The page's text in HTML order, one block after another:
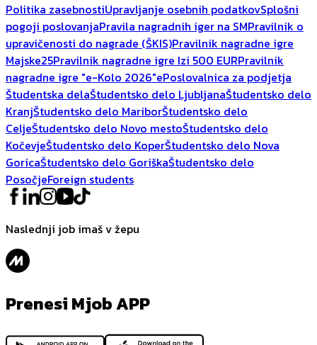
Politika zasebnostiUpravljanje osebnih podatkovSplošni
pogoji poslovanjaPravila nagradnih iger na SMPravilnik o
upravičenosti do nagrade (ŠKIS)Pravilnik nagradne igre
Majske25Pravilnik nagradne igre Izi 500 EURPravilnik
nagradne igre "e-Kolo 2026"ePoslovalnica za podjetja
Študentska delaŠtudentsko delo LjubljanaŠtudentsko delo
KranjŠtudentsko delo MariborŠtudentsko delo
CeljeŠtudentsko delo Novo mestoŠtudentsko delo
KočevjeŠtudentsko delo KoperŠtudentsko delo Nova
GoricaŠtudentsko delo GoriškaŠtudentsko delo
PosočjeForeign students
Naslednji job imaš v žepu
Prenesi Mjob APP